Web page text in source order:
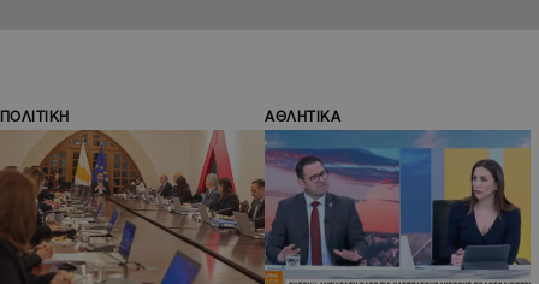
ΠΟΛΙΤΙΚΗ ΑΘΛΗΤΙΚΑ